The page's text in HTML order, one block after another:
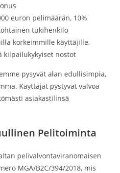
euron pelimäärän, 10%
tukihenkilö
korkeimmille käyttäjille,
kilpailukykyiset nostot
pysyvät alan edullisimpia,
Käyttäjät pystyvät valvoa
asiakastilinsä
Pelitoiminta
pelivalvontaviranomaisen
MGA/B2C/394/2018, mis